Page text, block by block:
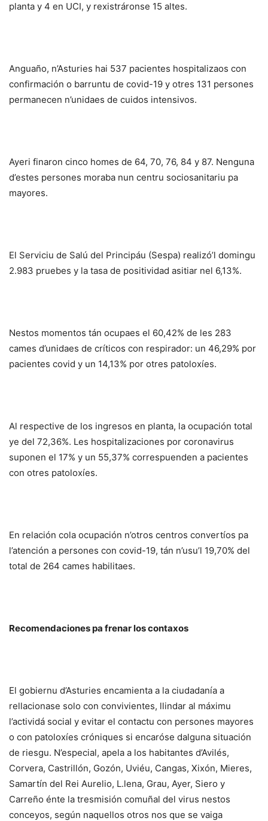
planta y 4 en UCI, y rexistráronse 15 altes.
Anguaño, n’Asturies hai 537 pacientes hospitalizaos con
confirmación o barruntu de covid-19 y otres 131 persones
permanecen n’unidaes de cuidos intensivos.
Ayeri finaron cinco homes de 64, 70, 76, 84 y 87. Nenguna
d’estes persones moraba nun centru sociosanitariu pa
mayores.
El Serviciu de Salú del Principáu (Sespa) realizó’l domingu
2.983 pruebes y la tasa de positividad asitiar nel 6,13%.
Nestos momentos tán ocupaes el 60,42% de les 283
cames d’unidaes de críticos con respirador: un 46,29% por
pacientes covid y un 14,13% por otres patoloxíes.
Al respective de los ingresos en planta, la ocupación total
ye del 72,36%. Les hospitalizaciones por coronavirus
suponen el 17% y un 55,37% correspuenden a pacientes
con otres patoloxíes.
En relación cola ocupación n’otros centros convertíos pa
l’atención a persones con covid-19, tán n’usu’l 19,70% del
total de 264 cames habilitaes.
Recomendaciones pa frenar los contaxos
El gobiernu d’Asturies encamienta a la ciudadanía a
rellacionase solo con convivientes, llindar al máximu
l’actividá social y evitar el contactu con persones mayores
o con patoloxíes cróniques si encaróse dalguna situación
de riesgu. N’especial, apela a los habitantes d’Avilés,
Corvera, Castrillón, Gozón, Uviéu, Cangas, Xixón, Mieres,
Samartín del Rei Aurelio, L.lena, Grau, Ayer, Siero y
Carreño énte la tresmisión comuñal del virus nestos
conceyos, según naquellos otros nos que se vaiga